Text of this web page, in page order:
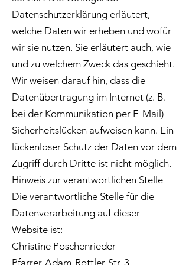
Datenschutzerklärung erläutert,
welche Daten wir erheben und wofür
wir sie nutzen. Sie erläutert auch, wie
und zu welchem Zweck das geschieht.
Wir weisen darauf hin, dass die
Datenübertragung im Internet (z. B.
bei der Kommunikation per E-Mail)
Sicherheitslücken aufweisen kann. Ein
lückenloser Schutz der Daten vor dem
Zugriff durch Dritte ist nicht möglich.
Hinweis zur verantwortlichen Stelle
Die verantwortliche Stelle für die
Datenverarbeitung auf dieser
Website ist:
Christine Poschenrieder
Pfarrer-Adam-Rottler-Str. 3